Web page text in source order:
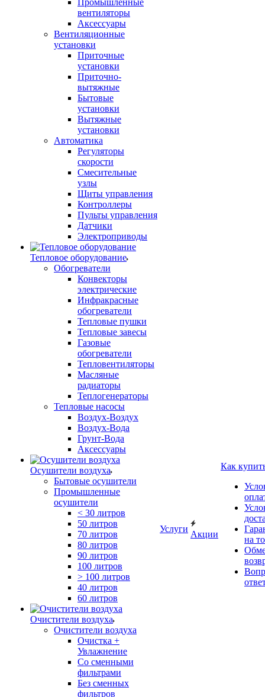
Промышленные
вентиляторы
Аксессуары
Вентиляционные
установки
Приточные
установки
Приточно-
вытяжные
Бытовые
установки
Вытяжные
установки
Автоматика
Регуляторы
скорости
Смесительные
узлы
Щиты управления
Контроллеры
Пульты управления
Датчики
Электроприводы
Тепловое оборудование
Обогреватели
Конвекторы
электрические
Инфракрасные
обогреватели
Тепловые пушки
Тепловые завесы
Газовые
обогреватели
Тепловентиляторы
Масляные
радиаторы
Теплогенераторы
Тепловые насосы
Воздух-Воздух
Воздух-Вода
Грунт-Вода
Аксессуары
Осушители воздуха
Бытовые осушители
Промышленные
осушители
< 30 литров
50 литров
70 литров
80 литров
90 литров
100 литров
> 100 литров
40 литров
60 литров
Очистители воздуха
Очистители воздуха
Очистка +
Увлажнение
Cо сменными
фильтрами
Без сменных
фильтров
Услуги
Акции
Как
на